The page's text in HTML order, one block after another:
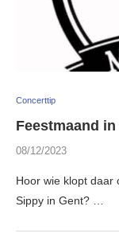
Concerttip
Feestmaand in
08/12/2023
Hoor wie klopt daar
Sippy in Gent? …